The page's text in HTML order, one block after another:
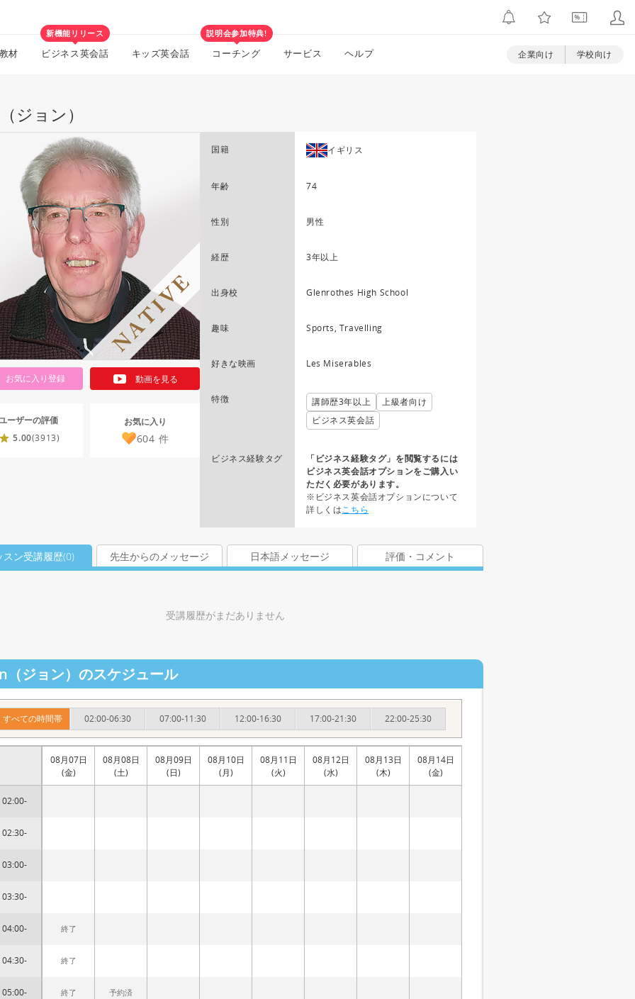
材
新機能リリース
ビジネス英会話 キッズ英会話
説明会参加特典!
コーチング サービス ヘルプ 企業向け 学校向け
ジョン）
お気に入り登録 動画を見る
ーザーの評価
5.00(3913)
お気に入り
604 件
国籍 イギリス
年齢 74
性別 男性
経歴 3年以上
出身校 Glenrothes High School
趣味 Sports, Travelling
好きな映画 Les Miserables
特徴 講師歴3年以上
上級者向け
ビジネス英会話
ビジネス経験タグ
「ビジネス経験タグ」を閲覧するには
ビジネス英会話オプションをご購入い
ただく必要があります。
※ビジネス英会話オプションについて
詳しくはこちら
スン受講履歴(0) 先生からのメッセージ 日本語メッセージ 評価・コメント
受講履歴がまだありません
（ジョン）のスケジュール
すべての時間帯 02:00-06:30 07:00-11:30 12:00-16:30 17:00-21:30 22:00-25:30
02:00-
02:30-
03:00-
03:30-
04:00-
04:30-
05:00-
08月07日
(金)
終了
終了
終了
08月08日
(土)
予約済
08月09日
(日)
08月10日
(月)
08月11日
(火)
08月12日
(水)
08月13日
(木)
08月14日
(金)